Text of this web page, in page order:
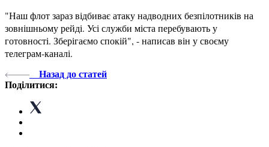
"Наш флот зараз відбиває атаку надводних безпілотників на
зовнішньому рейді. Усі служби міста перебувають у
готовності. Зберігаємо спокій", - написав він у своєму
телеграм-каналі.
Назад до статей
Поділитися: